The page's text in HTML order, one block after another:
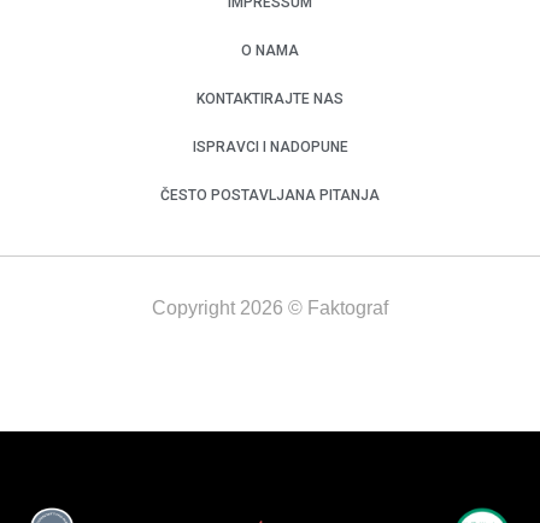
O NAMA
KONTAKTIRAJTE NAS
ISPRAVCI I NADOPUNE
ČESTO POSTAVLJANA PITANJA
Copyright 2026 © Faktograf